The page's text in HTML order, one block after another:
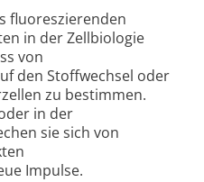
fluoreszierenden
in der Zellbiologie
von
den Stoffwechsel oder
zu bestimmen.
in der
sie sich von
Impulse.